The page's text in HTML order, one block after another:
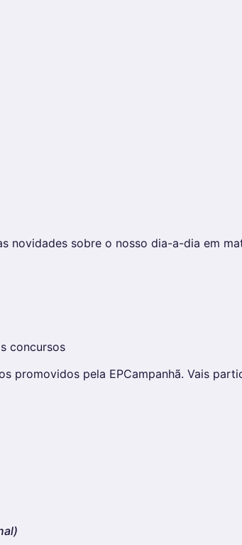
novidades sobre o nosso dia-a-dia em
concursos
promovidos pela EPCampanhã. Vais